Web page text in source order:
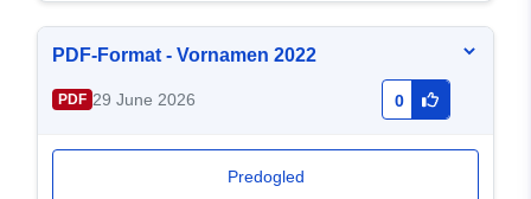
PDF-Format - Vornamen 2022
PDF 29 June 2026 0
Predogled